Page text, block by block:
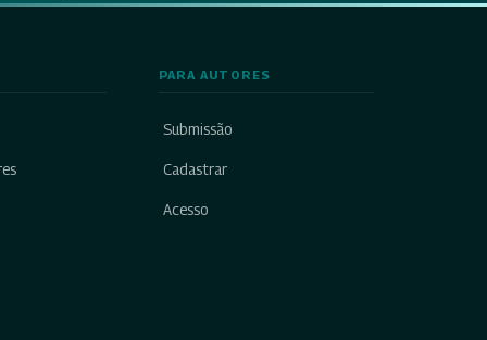
PARA AUTORES
Submissão
Cadastrar
Acesso